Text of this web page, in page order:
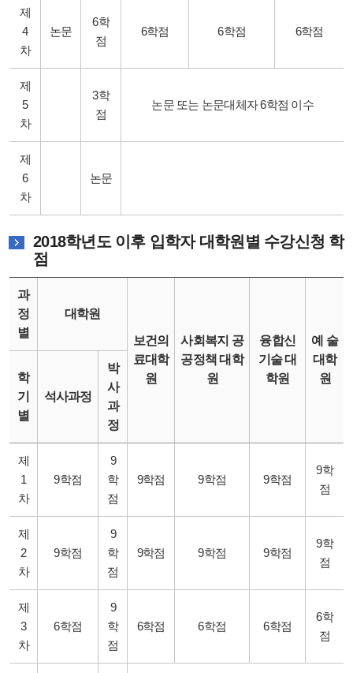
제
4
차
논문
6학
점
6학점 6학점 6학점
제
5
차
3학
점
논문 또는 논문대체자 6학점 이수
제
6
차
논문
2018학년도 이후 입학자 대학원별 수강신청 학
점
과
정
별
대학원
보건의
료대학
원
사회복지 공
공정책 대학
원
융합신
기술 대
학원
예 술
대학
원
학
기
별
석사과정
박
사
과
정
제
1
차
9학점
9
학
점
9학점 9학점 9학점
9학
점
제
2
차
9학점
9
학
점
9학점 9학점 9학점
9학
점
제
3
차
6학점
9
학
점
6학점 6학점 6학점
6학
점